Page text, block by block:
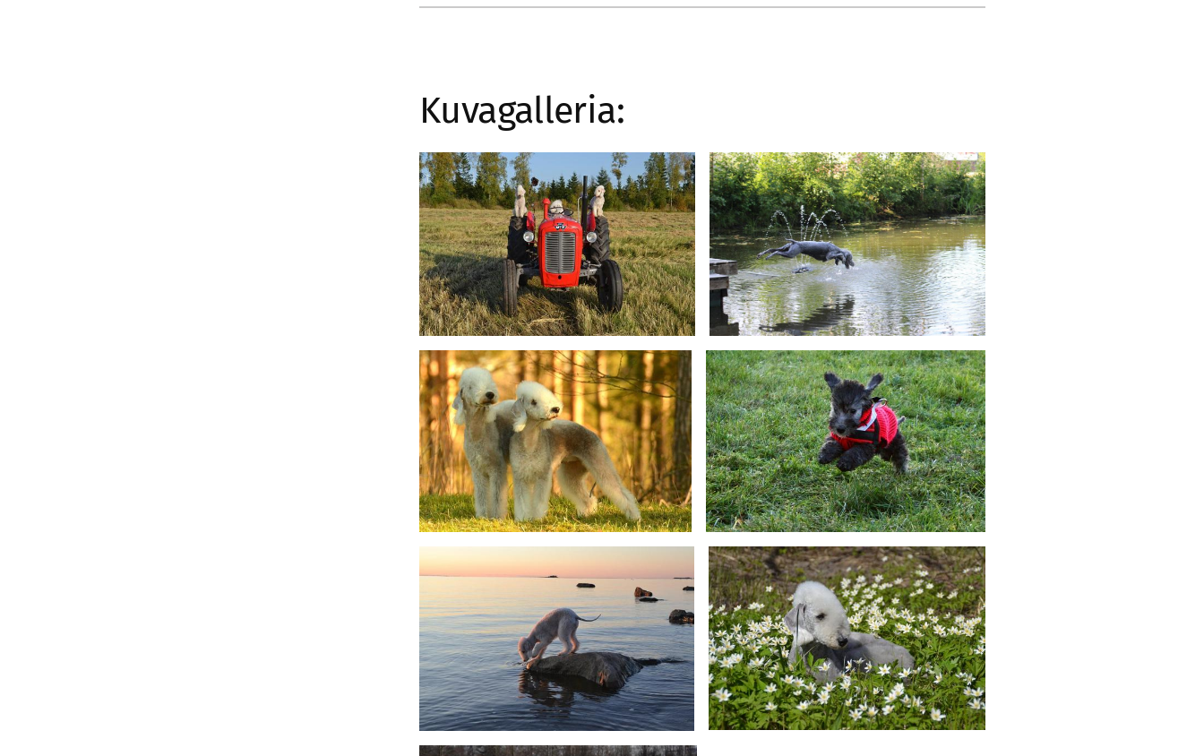
Kuvagalleria: